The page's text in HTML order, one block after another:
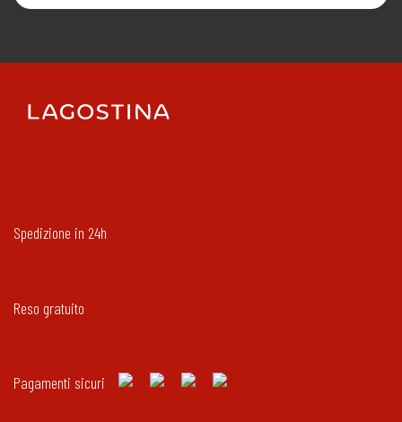
Spedizione in 24h
Reso gratuito
Pagamenti sicuri